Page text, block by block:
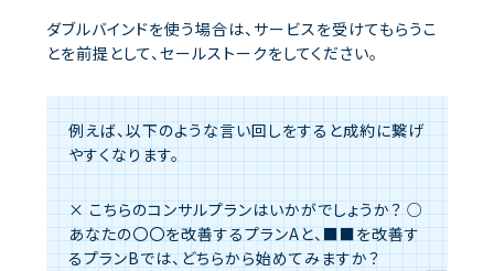
ダブルバインドを使う場合は、サービスを受けてもらうこ
とを前提として、セールストークをしてください。
例えば、以下のような言い回しをすると成約に繋げ
やすくなります。
× こちらのコンサルプランはいかがでしょうか？○
あなたの〇〇を改善するプランAと、■■を改善す
るプランBでは、どちらから始めてみますか？